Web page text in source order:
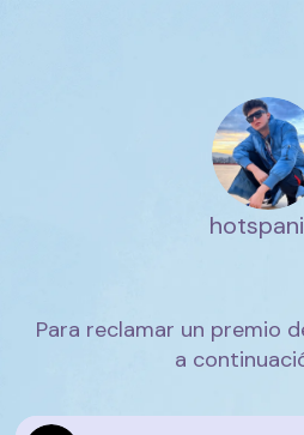
Para reclamar un premio
a